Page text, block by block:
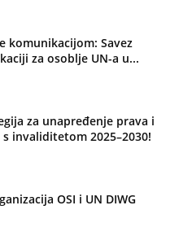
komunikacijom: Savez
za osoblje UN-a u...
za unapređenje prava i
invaliditetom 2025–2030!
OSI i UN DIWG